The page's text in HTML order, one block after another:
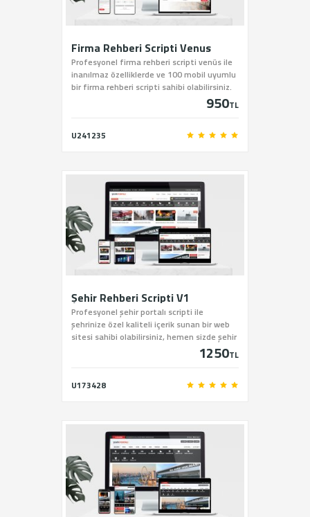
Firma Rehberi Scripti Venus
Profesyonel firma rehberi scripti venüs ile
inanılmaz özelliklerde ve 100 mobil uyumlu
bir firma rehberi scripti sahibi olabilirsiniz.
950TL
U241235
Şehir Rehberi Scripti V1
Profesyonel şehir portalı scripti ile
şehrinize özel kaliteli içerik sunan bir web
sitesi sahibi olabilirsiniz, hemen sizde şehir
portalı scriptini sitemiz üzerinden satın
1250TL
U173428